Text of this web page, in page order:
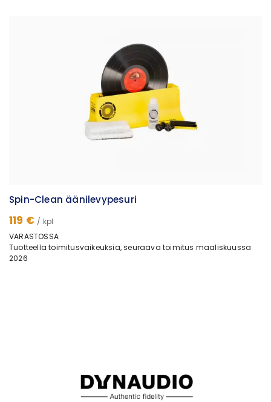
Spin-Clean äänilevypesuri
119 € / kpl
VARASTOSSA
Tuotteella toimitusvaikeuksia, seuraava toimitus maaliskuussa
2026